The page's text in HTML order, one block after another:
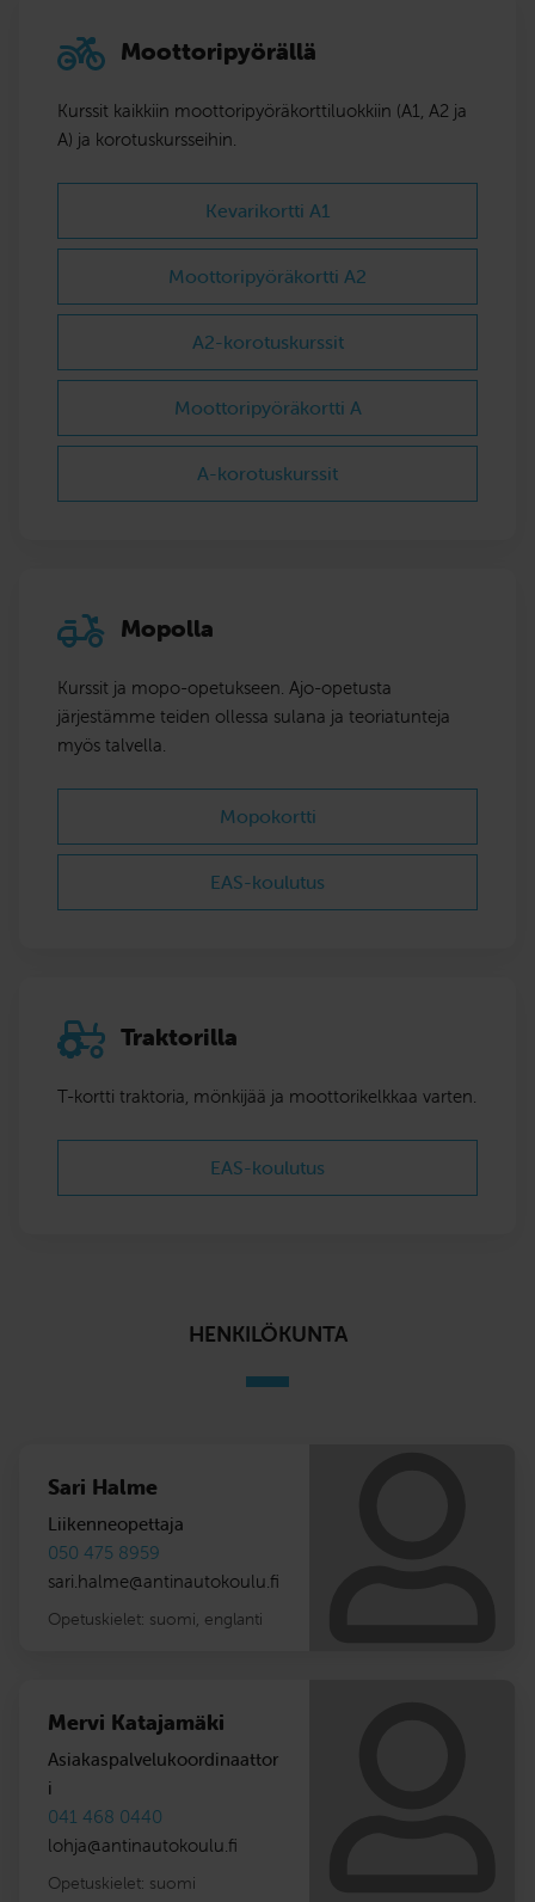
Moottoripyörällä
Kurssit kaikkiin moottoripyörä­korttiluokkiin (A1, A2 ja
A) ja korotuskursseihin.
Kevarikortti A1
Moottoripyöräkortti A2
A2-korotuskurssit
Moottoripyöräkortti A
A-korotuskurssit
Mopolla
Kurssit ja mopo-opetukseen. Ajo-opetusta
järjestämme teiden ollessa sulana ja teoriatunteja
myös talvella.
Mopokortti
EAS-koulutus
Traktorilla
T-kortti traktoria, mönkijää ja moottorikelkkaa varten.
EAS-koulutus
HENKILÖKUNTA
Sari Halme
Liikenneopettaja
050 475 8959
sari.halme@antinautokoulu.fi
Opetuskielet: suomi, englanti
Mervi Katajamäki
Asiakaspalvelukoordinaattor
i
041 468 0440
lohja@antinautokoulu.fi
Opetuskielet: suomi